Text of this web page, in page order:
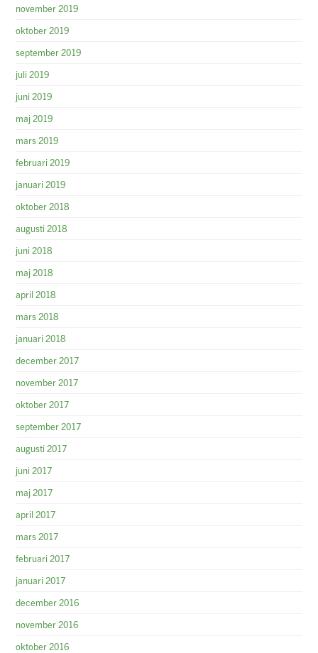
november 2019
oktober 2019
september 2019
juli 2019
juni 2019
maj 2019
mars 2019
februari 2019
januari 2019
oktober 2018
augusti 2018
juni 2018
maj 2018
april 2018
mars 2018
januari 2018
december 2017
november 2017
oktober 2017
september 2017
augusti 2017
juni 2017
maj 2017
april 2017
mars 2017
februari 2017
januari 2017
december 2016
november 2016
oktober 2016